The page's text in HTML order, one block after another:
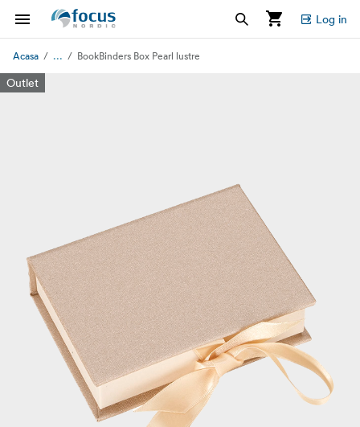
Log in
Acasa ... BookBinders Box Pearl lustre
Outlet